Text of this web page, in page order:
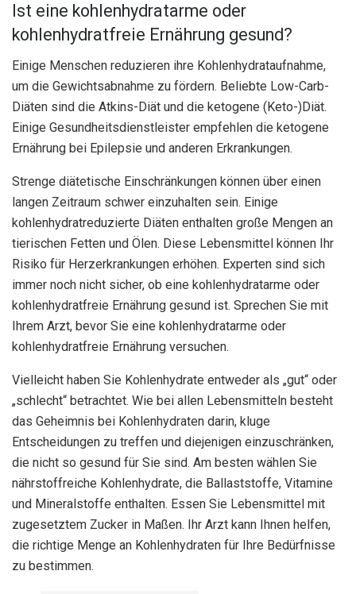
Ist eine kohlenhydratarme oder
kohlenhydratfreie Ernährung gesund?
Einige Menschen reduzieren ihre Kohlenhydrataufnahme,
um die Gewichtsabnahme zu fördern. Beliebte Low-Carb-
Diäten sind die Atkins-Diät und die ketogene (Keto-)Diät.
Einige Gesundheitsdienstleister empfehlen die ketogene
Ernährung bei Epilepsie und anderen Erkrankungen.
Strenge diätetische Einschränkungen können über einen
langen Zeitraum schwer einzuhalten sein. Einige
kohlenhydratreduzierte Diäten enthalten große Mengen an
tierischen Fetten und Ölen. Diese Lebensmittel können Ihr
Risiko für Herzerkrankungen erhöhen. Experten sind sich
immer noch nicht sicher, ob eine kohlenhydratarme oder
kohlenhydratfreie Ernährung gesund ist. Sprechen Sie mit
Ihrem Arzt, bevor Sie eine kohlenhydratarme oder
kohlenhydratfreie Ernährung versuchen.
Vielleicht haben Sie Kohlenhydrate entweder als „gut“ oder
„schlecht“ betrachtet. Wie bei allen Lebensmitteln besteht
das Geheimnis bei Kohlenhydraten darin, kluge
Entscheidungen zu treffen und diejenigen einzuschränken,
die nicht so gesund für Sie sind. Am besten wählen Sie
nährstoffreiche Kohlenhydrate, die Ballaststoffe, Vitamine
und Mineralstoffe enthalten. Essen Sie Lebensmittel mit
zugesetztem Zucker in Maßen. Ihr Arzt kann Ihnen helfen,
die richtige Menge an Kohlenhydraten für Ihre Bedürfnisse
zu bestimmen.